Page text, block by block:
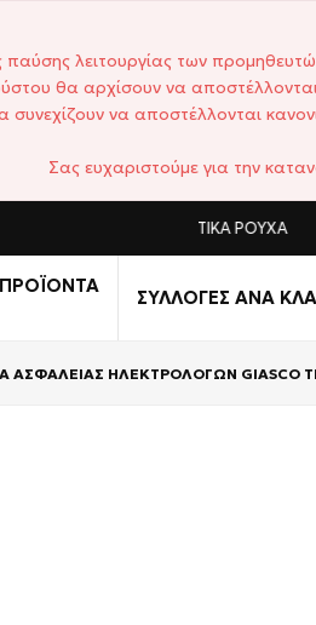
λειτουργίας των
θα αρχίσουν να
να αποστέλλονται
Σας ευχαριστούμε για την
MADE ΕΠΑΓΓΕΛΜΑΤΙΚΆ ΡΟΎΧΑ
ΠΡΟΪΟΝΤΑ
ΣΥΛΛΟΓΈΣ ΑΝΆ
ΑΣΦΑΛΕΙΑΣ ΗΛΕΚΤΡΟΛΟΓΩΝ GIASCO